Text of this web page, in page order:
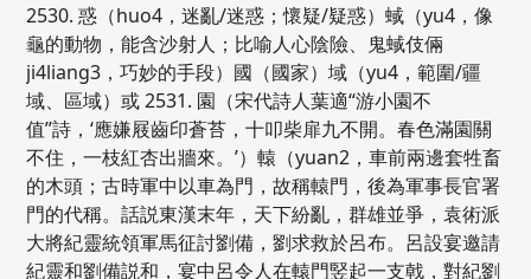
2530. 惑（huo4，迷亂/迷惑；懷疑/疑惑）蜮（yu4，像
龜的動物，能含沙射人；比喻人心陰險、鬼蜮伎倆
ji4liang3，巧妙的手段）國（國家）域（yu4，範圍/疆
域、區域）或 2531. 園（宋代詩人葉適“游小園不
值”詩，‘應嫌屐齒印蒼苔，十叩柴扉九不開。春色滿園關
不住，一枝紅杏出牆來。’）轅（yuan2，車前兩邊套牲畜
的木頭；古時軍中以車為門，故稱轅門，後為軍事長官署
門的代稱。話説東漢末年，天下紛亂，群雄並爭，袁術派
大將紀靈統領軍馬征討劉備，劉求救於呂布。呂設宴邀請
紀靈和劉備説和，宴中呂令人在轅門竪起一支戟，對紀劉